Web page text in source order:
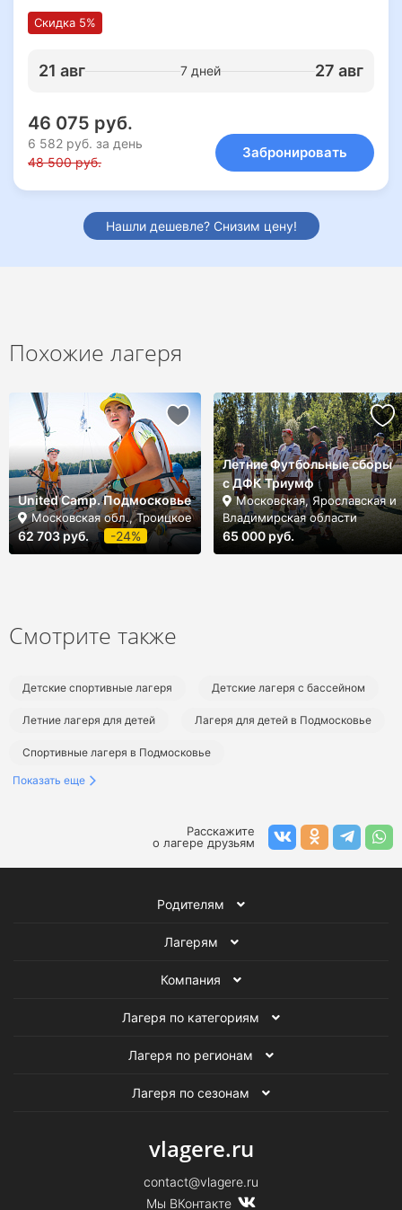
Скидка 5%
21 авг 7 дней 27 авг
46 075 руб.
6 582 руб. за день
48 500 руб.
Забронировать
Нашли дешевле? Снизим цену!
Похожие лагеря
United Camp. Подмосковье
Московская обл., Троицкое
62 703 руб. -24%
Летние Футбольные сборы
с ДФК Триумф
Московская, Ярославская и
Владимирская области
65 000 руб.
Смотрите также
Детские спортивные лагеря Детские лагеря с бассейном
Летние лагеря для детей Лагеря для детей в Подмосковье
Спортивные лагеря в Подмосковье
Лагеря с бассейном в Подмосковье
Летние лагеря с бассейном
Показать еще
Расскажите
о лагере друзьям
Родителям
Лагерям
Компания
Лагеря по категориям
Лагеря по регионам
Лагеря по сезонам
vlagere.ru
contact@vlagere.ru
Мы ВКонтакте